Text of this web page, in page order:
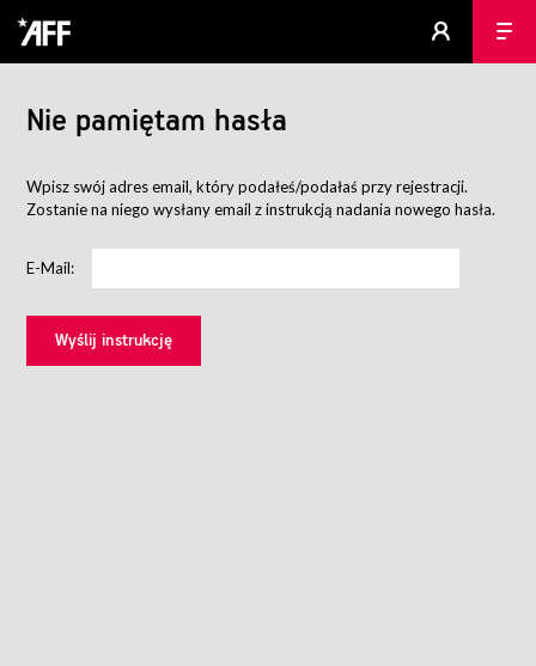
Nie pamiętam hasła
Wpisz swój adres email, który podałeś/podałaś przy rejestracji.
Zostanie na niego wysłany email z instrukcją nadania nowego hasła.
E-Mail: